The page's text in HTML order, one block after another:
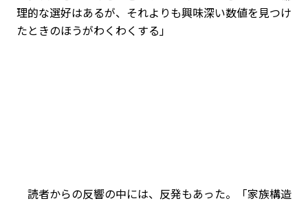
理的な選好はあるが、それよりも興味深い数値を見つけ
たときのほうがわくわくする」
読者からの反響の中には、反発もあった。「家族構造